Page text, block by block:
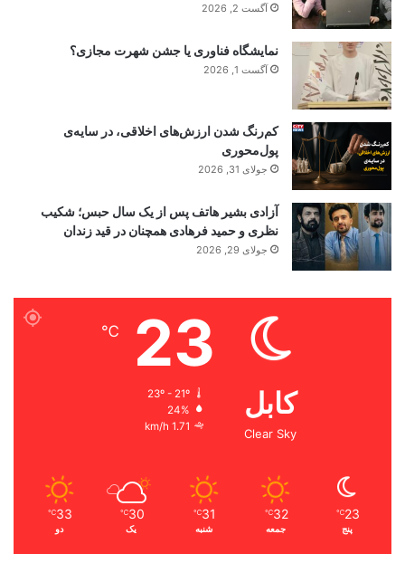
آگست 2, 2026
نمایشگاه فناوری یا جشن شهرت مجازی؟
آگست 1, 2026
کم‌رنگ شدن ارزش‌های اخلاقی، در سایه‌ی
پول‌محوری
جولای 31, 2026
آزادی بشیر هاتف پس از یک سال حبس؛ شکیب
نظری و حمید فرهادی همچنان در قید زندان
جولای 29, 2026
کابل
Clear Sky
23
℃
23º - 21º
24%
1.71 km/h
23
℃
پنج
32
℃
جمعه
31
℃
شنبه
30
℃
یک
33
℃
دو